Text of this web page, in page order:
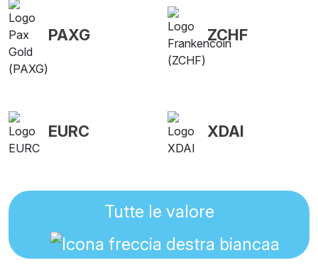
PAXG ZCHF
EURC XDAI
Tutte le valore